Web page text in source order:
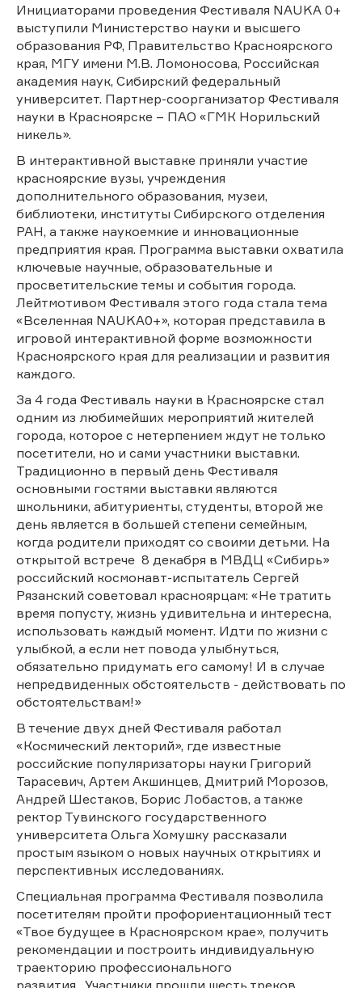
Инициаторами проведения Фестиваля NAUKA 0+
выступили Министерство науки и высшего
образования РФ, Правительство Красноярского
края, МГУ имени М.В. Ломоносова, Российская
академия наук, Сибирский федеральный
университет. Партнер-соорганизатор Фестиваля
науки в Красноярске – ПАО «ГМК Норильский
никель».
В интерактивной выставке приняли участие
красноярские вузы, учреждения
дополнительного образования, музеи,
библиотеки, институты Сибирского отделения
РАН, а также наукоемкие и инновационные
предприятия края. Программа выставки охватила
ключевые научные, образовательные и
просветительские темы и события города.
Лейтмотивом Фестиваля этого года стала тема
«Вселенная NAUKA0+», которая представила в
игровой интерактивной форме возможности
Красноярского края для реализации и развития
каждого.
За 4 года Фестиваль науки в Красноярске стал
одним из любимейших мероприятий жителей
города, которое с нетерпением ждут не только
посетители, но и сами участники выставки.
Традиционно в первый день Фестиваля
основными гостями выставки являются
школьники, абитуриенты, студенты, второй же
день является в большей степени семейным,
когда родители приходят со своими детьми. На
открытой встрече 8 декабря в МВДЦ «Сибирь»
российский космонавт-испытатель Сергей
Рязанский советовал красноярцам: «Не тратить
время попусту, жизнь удивительна и интересна,
использовать каждый момент. Идти по жизни с
улыбкой, а если нет повода улыбнуться,
обязательно придумать его самому! И в случае
непредвиденных обстоятельств - действовать по
обстоятельствам!»
В течение двух дней Фестиваля работал
«Космический лекторий», где известные
российские популяризаторы науки Григорий
Тарасевич, Артем Акшинцев, Дмитрий Морозов,
Андрей Шестаков, Борис Лобастов, а также
ректор Тувинского государственного
университета Ольга Хомушку рассказали
простым языком о новых научных открытиях и
перспективных исследованиях.
Специальная программа Фестиваля позволила
посетителям пройти профориентационный тест
«Твое будущее в Красноярском крае», получить
рекомендации и построить индивидуальную
траекторию профессионального
развития. Участники прошли шесть треков,